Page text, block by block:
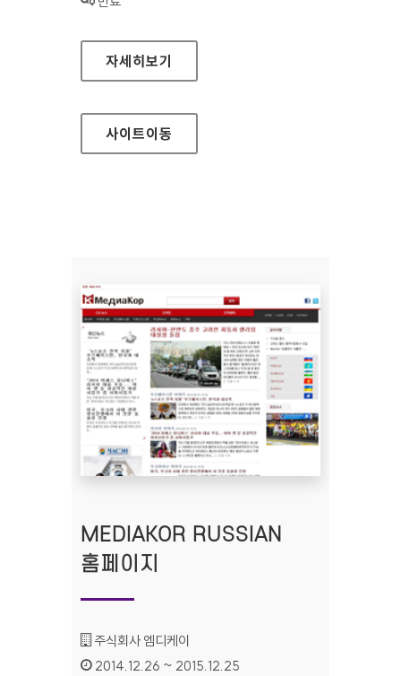
문화재조사연구단 홈페이지
자세히보기
사이트이동
MEDIAKOR RUSSIAN
홈페이지
기관명 :
주식회사 엠디케이
인증기간 :
2014.12.26 ~ 2015.12.25